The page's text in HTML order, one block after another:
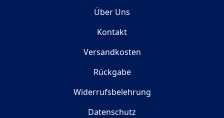
Über Uns
Kontakt
Versandkosten
Rückgabe
Widerrufsbelehrung
Datenschutz